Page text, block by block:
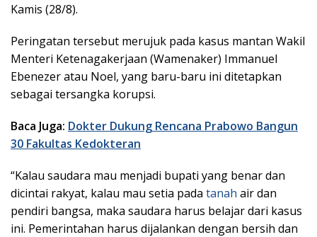
Kamis (28/8).
Peringatan tersebut merujuk pada kasus mantan Wakil
Menteri Ketenagakerjaan (Wamenaker) Immanuel
Ebenezer atau Noel, yang baru-baru ini ditetapkan
sebagai tersangka korupsi.
Baca Juga: Dokter Dukung Rencana Prabowo Bangun
30 Fakultas Kedokteran
“Kalau saudara mau menjadi bupati yang benar dan
dicintai rakyat, kalau mau setia pada tanah air dan
pendiri bangsa, maka saudara harus belajar dari kasus
ini. Pemerintahan harus dijalankan dengan bersih dan